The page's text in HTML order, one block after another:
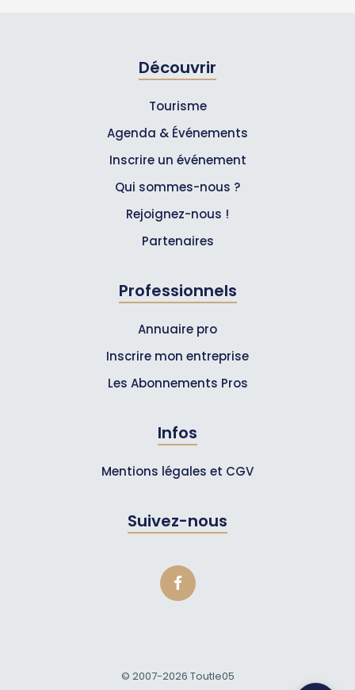
Découvrir
Tourisme
Agenda & Événements
Inscrire un événement
Qui sommes-nous ?
Rejoignez-nous !
Partenaires
Professionnels
Annuaire pro
Inscrire mon entreprise
Les Abonnements Pros
Infos
Mentions légales et CGV
Suivez-nous
© 2007-2026 Toutle05